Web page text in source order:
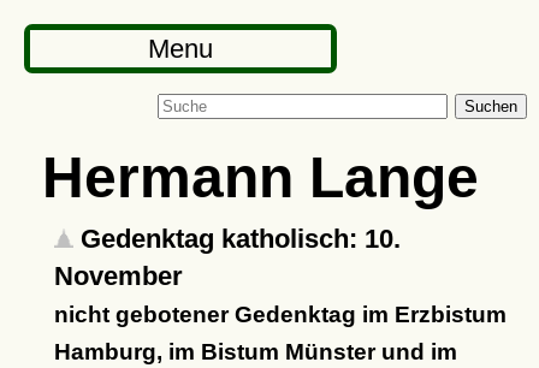
Menu
Suchen
Hermann Lange
Gedenktag katholisch: 10.
November
nicht gebotener Gedenktag im Erzbistum
Hamburg, im Bistum Münster und im